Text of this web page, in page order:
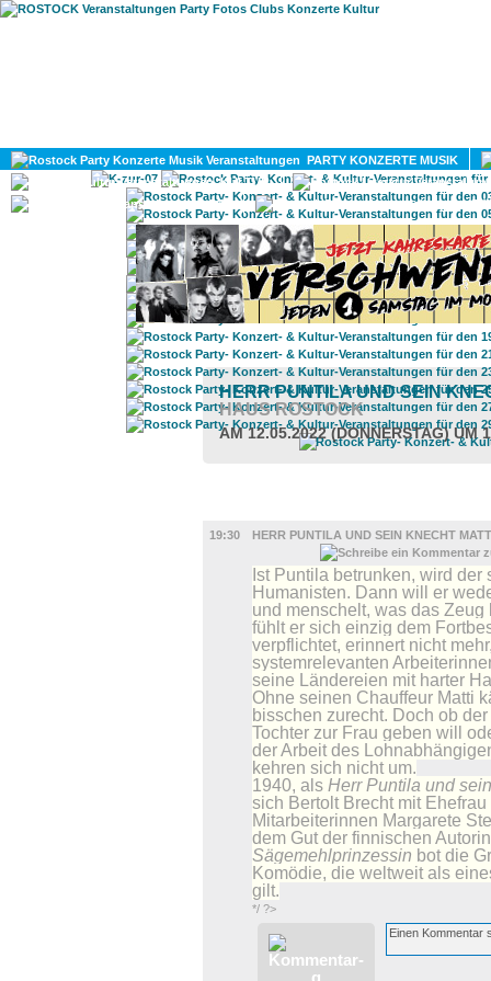
PARTY KONZERTE MUSIK
KULTUR
GAY
HERR PUNTILA UND SEIN
AUS ROSTOCK
AM 12.05.2022 (DONNERSTAG) UM
19:30
HERR PUNTILA UND SEIN KNECHT
Ist Puntila betrunken, wird der
Humanisten. Dann will er
und menschelt, was das
fühlt er sich einzig dem
verpflichtet, erinnert nicht
systemrelevanten
seine Ländereien mit harter
Ohne seinen Chauffeur Matti
bisschen zurecht. Doch ob
Tochter zur Frau geben will
der Arbeit des
kehren sich nicht um.
1940, als Herr Puntila und
sich Bertolt Brecht mit
Mitarbeiterinnen Margarete
dem Gut der finnischen
Sägemehlprinzessin bot die
Komödie, die weltweit als
gilt.
*/ ?>